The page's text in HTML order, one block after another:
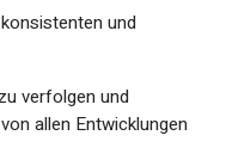
und
verfolgen und
allen Entwicklungen